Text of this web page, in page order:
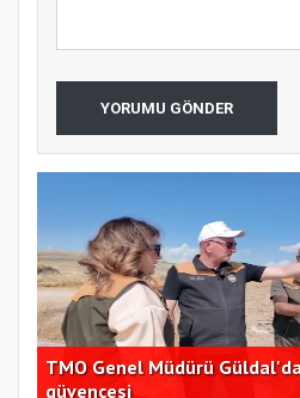
YORUMU GÖNDER
TMO Genel Müdürü
güvencesi